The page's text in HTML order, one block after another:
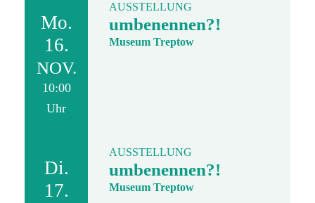
Mo.
16.
NOV.
10:00
Uhr
AUSSTELLUNG
umbenennen?!
Museum Treptow
Di.
17.
AUSSTELLUNG
umbenennen?!
Museum Treptow